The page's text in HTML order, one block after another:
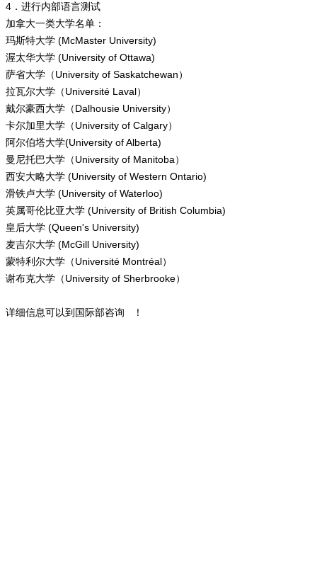
4．进行内部语言测试
加拿大一类大学名单：
玛斯特大学 (McMaster University)
渥太华大学 (University of Ottawa)
萨省大学（University of Saskatchewan）
拉瓦尔大学（Université Laval）
戴尔豪西大学（Dalhousie University）
卡尔加里大学（University of Calgary）
阿尔伯塔大学(University of Alberta)
曼尼托巴大学（University of Manitoba）
西安大略大学 (University of Western Ontario)
滑铁卢大学 (University of Waterloo)
英属哥伦比亚大学 (University of British Columbia)
皇后大学 (Queen's University)
麦吉尔大学 (McGill University)
蒙特利尔大学（Université Montréal）
谢布克大学（University of Sherbrooke）
详细信息可以到国际部咨询 ！